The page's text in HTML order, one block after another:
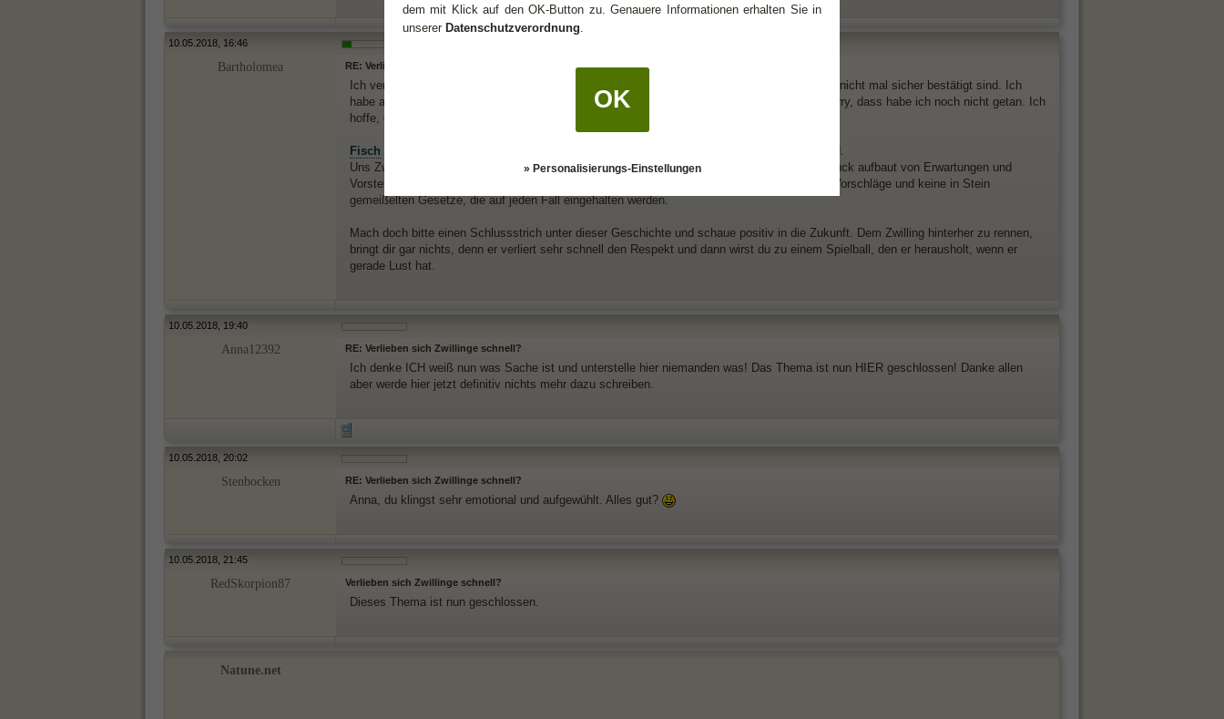
10.05.2018, 16:46
Bartholomea RE: Verlieben sich Zwillinge schnell?
Ich verstehe nicht, weshalb man immer anderen Menschen Sachen unterstellt, obwohl diese nicht mal sicher bestätigt sind. Ich
habe als
auch schon gesagt, dass ich die Weltherrschaft an mich reißen werde. Sorry, dass habe ich noch nicht getan. Ich
hoffe, dass mich niemand deswegen als Lügnerin hinstellt.
Fisch und Zwilling habe ganz unterschiedliche Ansichten, wie mit Gefühlen umgegangen wird.
Uns Zwillingen ist es wichtig, dass unser OdB eine lockere leichte Art hat und nicht einen Druck aufbaut von Erwartungen und
Vorstellungen. Selbst wenn er Vorschläge für den Sommer gemacht hat, dann sind dies nur Vorschläge und keine in Stein
gemeißelten Gesetze, die auf jeden Fall eingehalten werden.
Mach doch bitte einen Schlussstrich unter dieser Geschichte und schaue positiv in die Zukunft. Dem Zwilling hinterher zu rennen,
bringt dir gar nichts, denn er verliert sehr schnell den Respekt und dann wirst du zu einem Spielball, den er herausholt, wenn er
gerade Lust hat.
10.05.2018, 19:40
Anna12392 RE: Verlieben sich Zwillinge schnell?
Ich denke ICH weiß nun was Sache ist und unterstelle hier niemanden was! Das Thema ist nun HIER geschlossen! Danke allen
aber werde hier jetzt definitiv nichts mehr dazu schreiben.
10.05.2018, 20:02
Stenbocken RE: Verlieben sich Zwillinge schnell?
Anna, du klingst sehr emotional und aufgewühlt. Alles gut?
10.05.2018, 21:45
RedSkorpion87 Verlieben sich Zwillinge schnell?
Dieses Thema ist nun geschlossen.
Natune.net
dem mit Klick auf den OK-Button zu. Genauere Informationen erhalten Sie in
unserer Datenschutzverordnung
OK
» Personalisierungs-Einstellungen